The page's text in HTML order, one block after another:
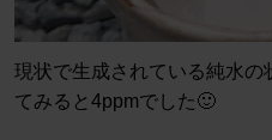
現状で生成されている純水の
てみると4ppmでした🙂